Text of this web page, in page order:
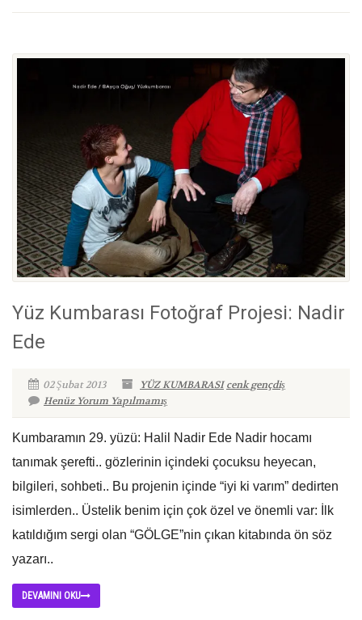
Yüz Kumbarası Fotoğraf Projesi: Nadir
Ede
02 Şubat 2013 YÜZ KUMBARASI cenk gençdiş
Henüz Yorum Yapılmamış
Kumbaramın 29. yüzü: Halil Nadir Ede Nadir hocamı
tanımak şerefti.. gözlerinin içindeki çocuksu heyecan,
bilgileri, sohbeti.. Bu projenin içinde “iyi ki varım” dedirten
isimlerden.. Üstelik benim için çok özel ve önemli var: İlk
katıldığım sergi olan “GÖLGE”nin çıkan kitabında ön söz
yazarı..
DEVAMINI OKU